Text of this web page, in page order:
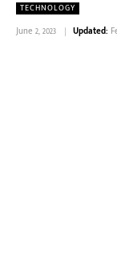
TECHNOLOGY
June 2, 2023 Updated: